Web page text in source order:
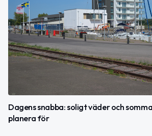
Dagens snabba: soligt väder och
planera för